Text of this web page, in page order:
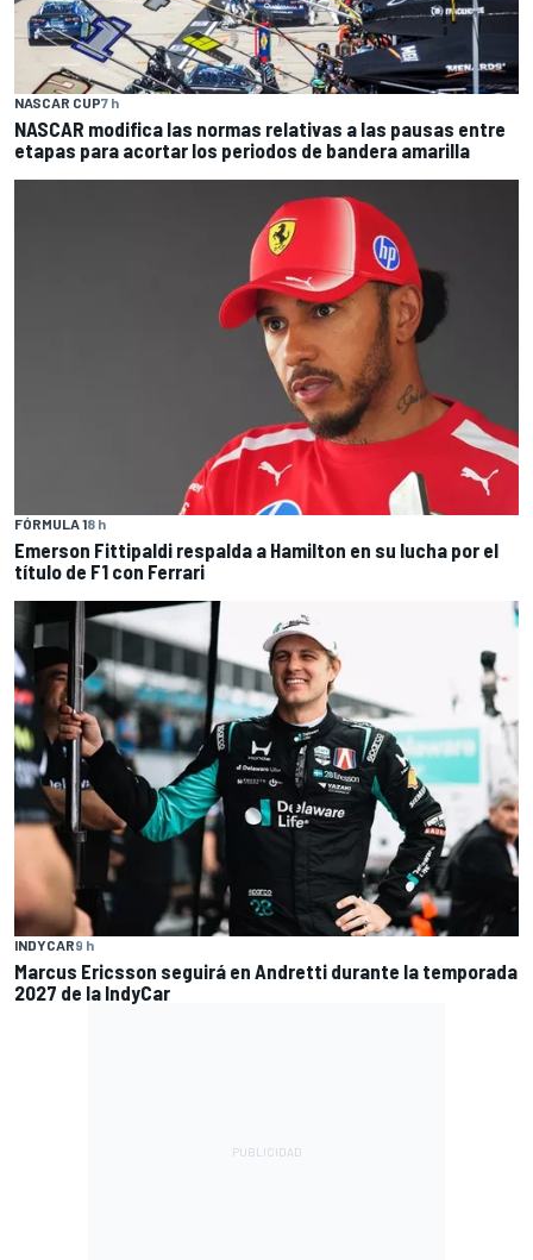
NASCAR CUP7 h
NASCAR modifica las normas relativas a las pausas entre
etapas para acortar los periodos de bandera amarilla
FÓRMULA 18 h
Emerson Fittipaldi respalda a Hamilton en su lucha por el
título de F1 con Ferrari
INDYCAR9 h
Marcus Ericsson seguirá en Andretti durante la temporada
2027 de la IndyCar